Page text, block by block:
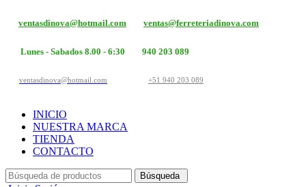
ventasdinova@hotmail.com ventas@ferreteriadinova.com
Lunes - Sabados 8.00 - 6:30 940 203 089
ventasdinova@hotmail.com +51 940 203 089
INICIO
NUESTRA MARCA
TIENDA
CONTACTO
Búsqueda